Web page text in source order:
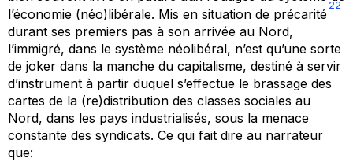
l’économie (néo)libérale. Mis en situation de précarité
22
durant ses premiers pas à son arrivée au Nord,
l’immigré, dans le système néolibéral, n’est qu’une sorte
de joker dans la manche du capitalisme, destiné à servir
d’instrument à partir duquel s’effectue le brassage des
cartes de la (re)distribution des classes sociales au
Nord, dans les pays industrialisés, sous la menace
constante des syndicats. Ce qui fait dire au narrateur
que: